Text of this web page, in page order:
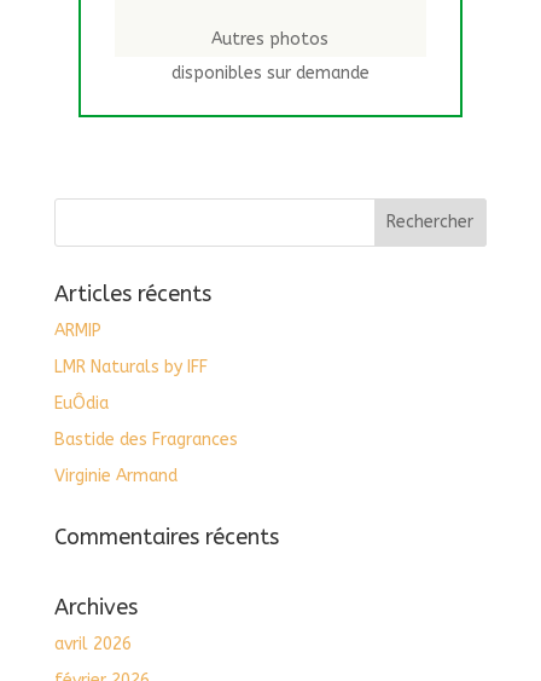
Autres photos
disponibles sur demande
Articles récents
ARMIP
LMR Naturals by IFF
EuÔdia
Bastide des Fragrances
Virginie Armand
Commentaires récents
Archives
avril 2026